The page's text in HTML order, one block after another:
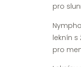
pro
leknín s
pro